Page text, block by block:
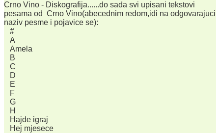
Crno Vino - Diskografija......do sada svi upisani tekstovi
pesama od Crno Vino(abecednim redom,idi na odgovarajuci
naziv pesme i pojavice se):
#
A
Amela
B
C
D
E
F
G
H
Hajde igraj
Hej mjesece